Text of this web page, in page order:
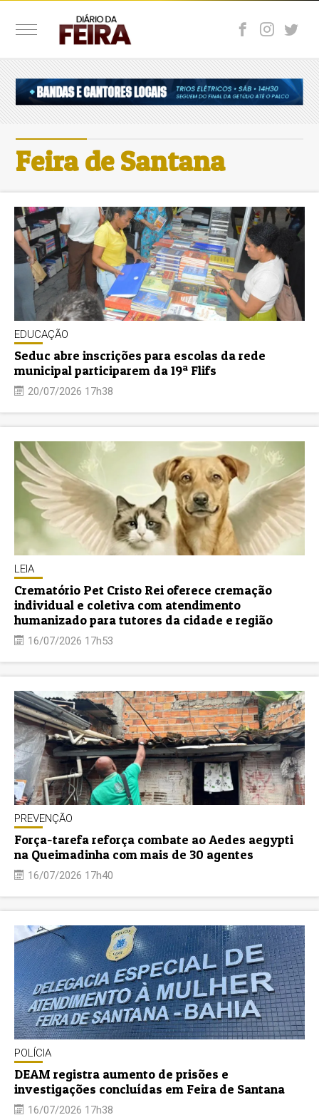
Feira de Santana
EDUCAÇÃO
Seduc abre inscrições para escolas da rede
municipal participarem da 19ª Flifs
20/07/2026 17h38
LEIA
Crematório Pet Cristo Rei oferece cremação
individual e coletiva com atendimento
humanizado para tutores da cidade e região
16/07/2026 17h53
PREVENÇÃO
Força-tarefa reforça combate ao Aedes aegypti
na Queimadinha com mais de 30 agentes
16/07/2026 17h40
POLÍCIA
DEAM registra aumento de prisões e
investigações concluídas em Feira de Santana
16/07/2026 17h38